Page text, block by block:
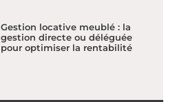
Gestion locative meublé : la
gestion directe ou déléguée
pour optimiser la rentabilité